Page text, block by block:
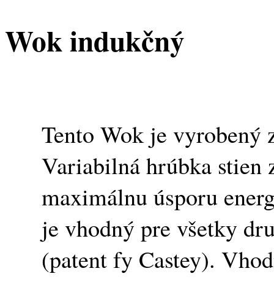
Wok indukčný
Tento Wok je
Variabilná hrúbka stien
maximálnu úsporu
je vhodný pre všetky
(patent fy Castey).